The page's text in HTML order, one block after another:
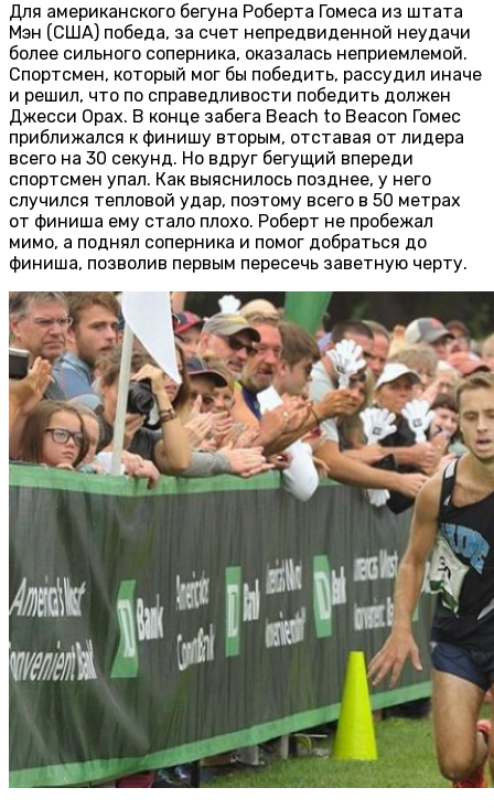
Для американского бегуна Роберта Гомеса из штата
Мэн (США) победа, за счет непредвиденной неудачи
более сильного соперника, оказалась неприемлемой.
Спортсмен, который мог бы победить, рассудил иначе
и решил, что по справедливости победить должен
Джесси Орах. В конце забега Beach to Beacon Гомес
приближался к финишу вторым, отставая от лидера
всего на 30 секунд. Но вдруг бегущий впереди
спортсмен упал. Как выяснилось позднее, у него
случился тепловой удар, поэтому всего в 50 метрах
от финиша ему стало плохо. Роберт не пробежал
мимо, а поднял соперника и помог добраться до
финиша, позволив первым пересечь заветную черту.